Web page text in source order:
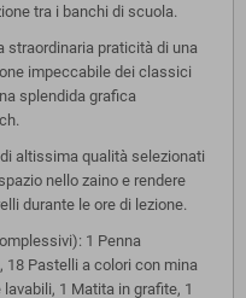
tra i banchi di scuola.
straordinaria praticità di una
impeccabile dei classici
splendida grafica
altissima qualità selezionati
nello zaino e rendere
durante le ore di lezione.
1 Penna
Pastelli a colori con mina
1 Matita in grafite, 1